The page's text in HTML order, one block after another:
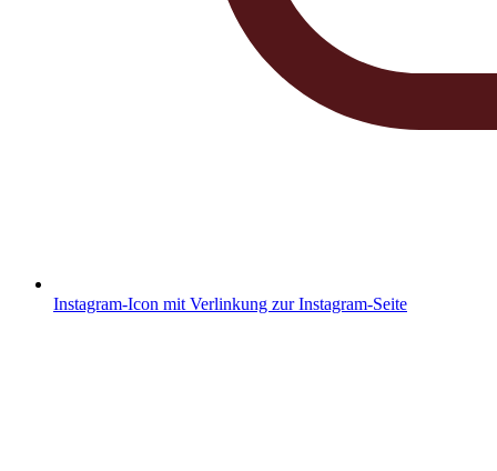
Instagram-Icon mit Verlinkung zur Instagram-Seite